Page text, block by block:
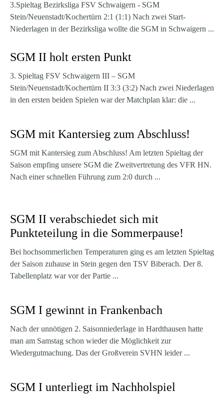
3.Spieltag Bezirksliga FSV Schwaigern - SGM
Stein/Neuenstadt/Kochertürn 2:1 (1:1) Nach zwei Start-
Niederlagen in der Bezirksliga wollte die SGM in Schwaigern ...
SGM II holt ersten Punkt
3. Spieltag FSV Schwaigern III – SGM
Stein/Neuenstadt/Kochertürn II 3:3 (3:2) Nach zwei Niederlagen
in den ersten beiden Spielen war der Matchplan klar: die ...
SGM mit Kantersieg zum Abschluss!
SGM mit Kantersieg zum Abschluss! Am letzten Spieltag der
Saison empfing unsere SGM die Zweitvertretung des VFR HN.
Nach einer schnellen Führung zum 2:0 durch ...
SGM II verabschiedet sich mit
Punkteteilung in die Sommerpause!
Bei hochsommerlichen Temperaturen ging es am letzten Spieltag
der Saison zuhause in Stein gegen den TSV Biberach. Der 8.
Tabellenplatz war vor der Partie ...
SGM I gewinnt in Frankenbach
Nach der unnötigen 2. Saisonniederlage in Hardthausen hatte
man am Samstag schon wieder die Möglichkeit zur
Wiedergutmachung. Das der Großverein SVHN leider ...
SGM I unterliegt im Nachholspiel